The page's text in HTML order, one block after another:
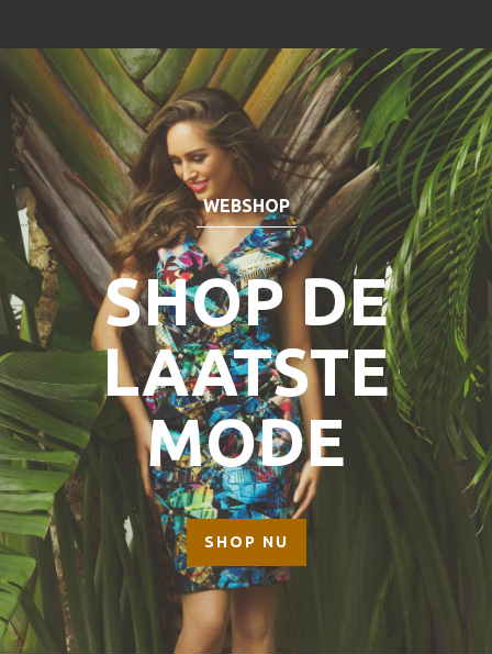
WEBSHOP
SHOP DE
LAATSTE
MODE
SHOP NU